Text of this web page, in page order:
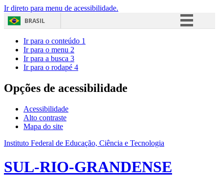
Ir direto para menu de acessibilidade.
BRASIL
Acesso à informação
Ir para o conteúdo 1
Ir para o menu 2
Ir para a busca 3
Ir para o rodapé 4
Opções de acessibilidade
Acessibilidade
Alto contraste
Mapa do site
Instituto Federal de Educação, Ciência e Tecnologia
SUL-RIO-GRANDENSE